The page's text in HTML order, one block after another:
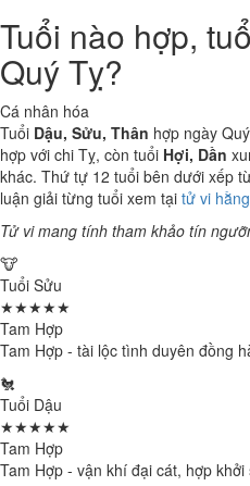
Tuổi nào hợp,
Quý Tỵ?
Cá nhân hóa
Tuổi Dậu, Sửu, Thân hợp ngày
hợp với chi Tỵ, còn tuổi Hợi, Dần
khác. Thứ tự 12 tuổi bên dưới xếp
luận giải từng tuổi xem tại tử vi
Tử vi mang tính tham khảo tín
🐮
Tuổi Sửu
★★★★★
Tam Hợp
Tam Hợp - tài lộc tình duyên đồng
🐔
Tuổi Dậu
★★★★★
Tam Hợp
Tam Hợp - vận khí đại cát, hợp khởi